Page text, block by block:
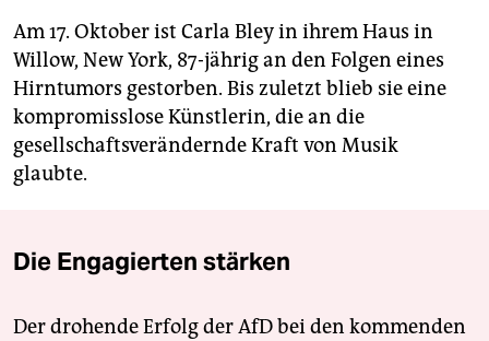
Am 17. Oktober ist Carla Bley in ihrem Haus in
Willow, New York, 87-jährig an den Folgen eines
Hirntumors gestorben. Bis zuletzt blieb sie eine
kompromisslose Künstlerin, die an die
gesellschaftsverändernde Kraft von Musik
glaubte.
Die Engagierten stärken
Der drohende Erfolg der AfD bei den kommenden